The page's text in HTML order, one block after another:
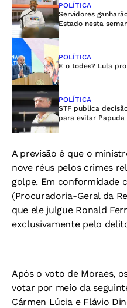
POLÍTICA
Servidores
Estado nesta
POLÍTICA
E o todes? Lula
POLÍTICA
STF publica
para evitar Papuda
A previsão é que o
nove réus pelos crimes
golpe. Em conformidade
(Procuradoria-Geral da
que ele julgue Ronald
exclusivamente pelo
Após o voto de Moraes,
votar por meio da
Cármen Lúcia e Flávio